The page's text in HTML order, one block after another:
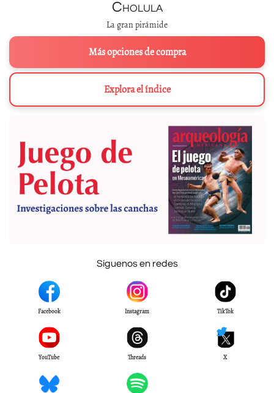
Cholula
La gran pirámide
Más opciones de compra
Explora el índice
Síguenos en redes
Facebook Instagram TikTok
YouTube Threads X